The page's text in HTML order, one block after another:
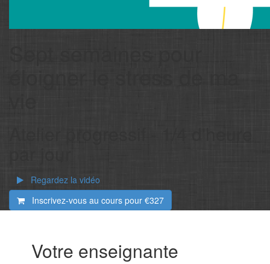
Regardez la vidéo
Inscrivez-vous au cours pour €327
Votre enseignante